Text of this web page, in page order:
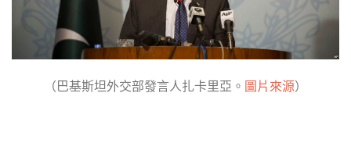
（巴基斯坦外交部發言人扎卡里亞。 圖片來源）